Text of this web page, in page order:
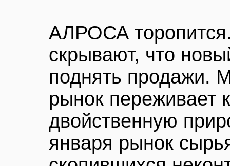
АЛРОСА
скрывают, что
поднять продажи.
рынок переживает
двойственную
января рынок